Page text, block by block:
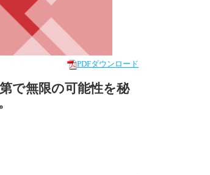
PDFダウンロード
で無限の可能性を秘